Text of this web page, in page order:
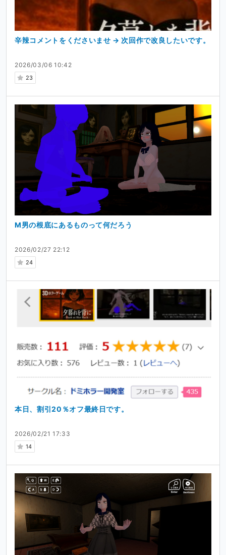
2026/03/06 10:42
23
辛辣コメントをくださいませ → 次回作で改良したいです。
2026/02/27 22:12
24
M男の根底にあるものって何だろう
2026/02/21 17:33
14
本日、割引20％オフ最終日です。